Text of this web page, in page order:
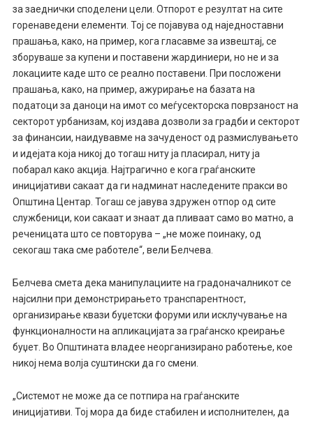
за заеднички споделени цели. Отпорот е резултат на сите
горенаведени елементи. Тој се појавува од наједноставни
прашања, како, на пример, кога гласавме за извештај, се
зборуваше за купени и поставени жардиниери, но не и за
локациите каде што се реално поставени. При посложени
прашања, како, на пример, ажурирање на базата на
податоци за даноци на имот со меѓусекторска поврзаност на
секторот урбанизам, кој издава дозволи за градби и секторот
за финансии, наидувавме на зачуденост од размислувањето
и идејата која никој до тогаш ниту ја пласирал, ниту ја
побарал како акција. Најтрагично е кога граѓанските
иницијативи сакаат да ги надминат наследените пракси во
Општина Центар. Тогаш се јавува здружен отпор од сите
службеници, кои сакаат и знаат да пливаат само во матно, а
реченицата што се повторува – „не може поинаку, од
секогаш така сме работеле“, вели Белчева.
Белчева смета дека манипулациите на градоначалникот се
најсилни при демонстрирањето транспарентност,
организирање квази буџетски форуми или исклучување на
функционалности на апликацијата за граѓанско креирање
буџет. Во Општината владее неорганизирано работење, кое
никој нема волја суштински да го смени.
„Системот не може да се потпира на граѓанските
иницијативи. Тој мора да биде стабилен и исполнителен, да